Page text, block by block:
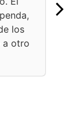
los
a otro